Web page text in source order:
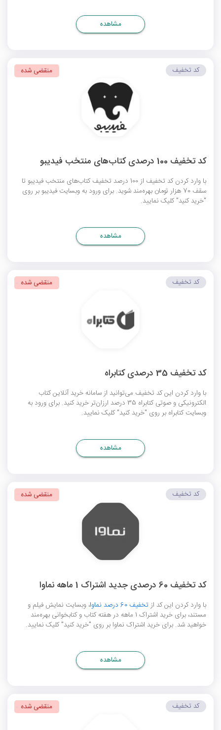
مشاهده
کد تخفیف 100 درصدی کتاب‌های منتخب فیدیبو
با وارد کردن کد تخفیف از 100 درصد تخفیف کتاب‌های منتخب فیدیبو تا
سقف 70 هزار تومان بهره‌مند شوید. برای ورود به وبسایت فیدیبو بر روی
"خرید کنید" کلیک نمایید.
کد تخفیف منقضی شده
مشاهده
کد تخفیف 35 درصدی کتابراه
با وارد کردن این کد تخفیف می‌توانید از سامانه خرید آنلاین کتاب
الکترونیکی و صوتی کتابراه 35 درصد ارزان‌تر خرید کنید. برای ورود به
وبسایت کتابراه بر روی "خرید کنید" کلیک نمایید.
کد تخفیف منقضی شده
مشاهده
کد تخفیف 60 درصدی جدید اشتراک 1 ماهه نماوا
با وارد کردن این کد ازتخفیف 60 درصد نماوا
، وبسایت نمایش فیلم و
مستند، برای خرید اشتراک 1 ماهه در هفته کتاب و کتابخوانی بهره‌مند
خواهید شد. برای خرید اشتراک نماوا بر روی "خرید کنید" کلیک نمایید.
کد تخفیف منقضی شده
مشاهده
کد تخفیف منقضی شده